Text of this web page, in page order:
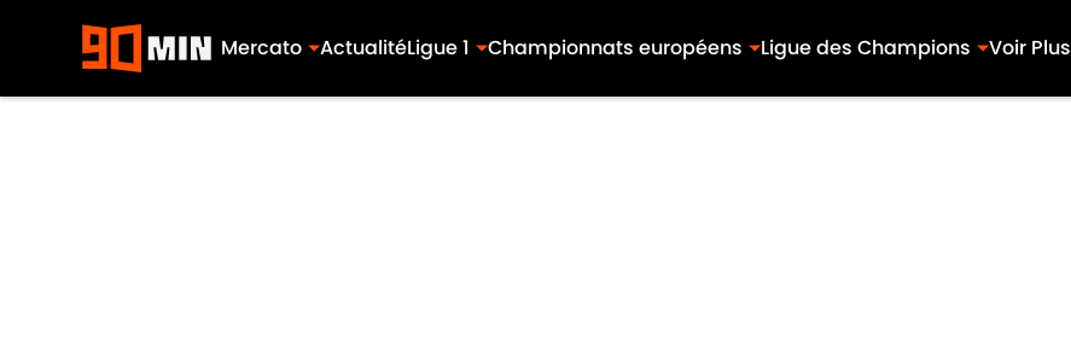
Mercato ActualitéLigue 1 Championnats européens Ligue des Champions Voir Plus